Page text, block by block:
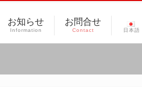
お知らせ
Information
お問合せ
Contact 日本語